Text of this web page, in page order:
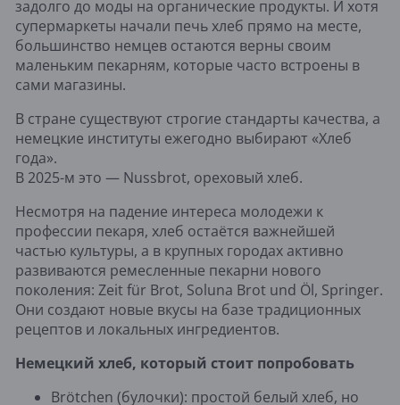
задолго до моды на органические продукты. И хотя
супермаркеты начали печь хлеб прямо на месте,
большинство немцев остаются верны своим
маленьким пекарням, которые часто встроены в
сами магазины.
В стране существуют строгие стандарты качества, а
немецкие институты ежегодно выбирают «Хлеб
года».
В 2025-м это — Nussbrot, ореховый хлеб.
Несмотря на падение интереса молодежи к
профессии пекаря, хлеб остаётся важнейшей
частью культуры, а в крупных городах активно
развиваются ремесленные пекарни нового
поколения: Zeit für Brot, Soluna Brot und Öl, Springer.
Они создают новые вкусы на базе традиционных
рецептов и локальных ингредиентов.
Немецкий хлеб, который стоит попробовать
Brötchen (булочки): простой белый хлеб, но